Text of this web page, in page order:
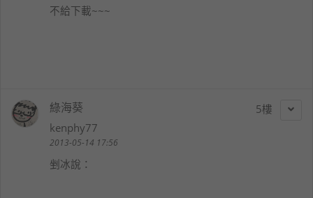
不給下載~~~
5
綠海葵
kenphy77
2013-05-14 17:56
剉冰說：